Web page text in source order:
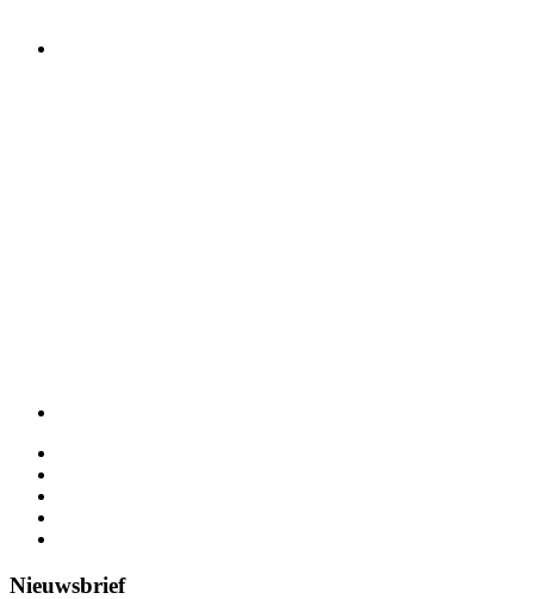
Nieuwsbrief